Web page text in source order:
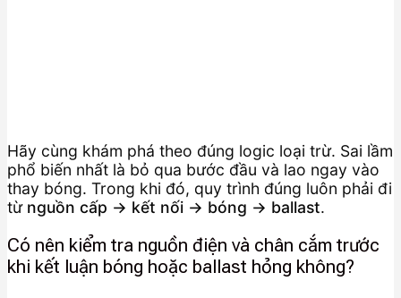
Hãy cùng khám phá theo đúng logic loại trừ. Sai lầm
phổ biến nhất là bỏ qua bước đầu và lao ngay vào
thay bóng. Trong khi đó, quy trình đúng luôn phải đi
từ nguồn cấp → kết nối → bóng → ballast.
Có nên kiểm tra nguồn điện và chân cắm trước
khi kết luận bóng hoặc ballast hỏng không?